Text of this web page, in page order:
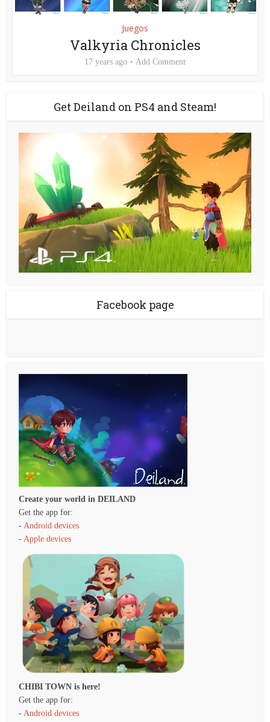
Juegos
Valkyria Chronicles
17 years ago Add Comment
Get Deiland on PS4 and Steam!
Facebook page
Create your world in DEILAND
Get the app for:
- Android devices
- Apple devices
CHIBI TOWN is here!
Get the app for:
- Android devices